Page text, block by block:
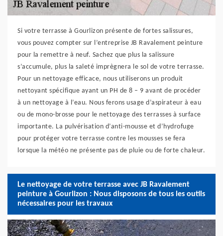
Si votre terrasse à Gourlizon présente de fortes salissures,
vous pouvez compter sur l’entreprise JB Ravalement peinture
pour la remettre à neuf. Sachez que plus la salissure
s’accumule, plus la saleté imprègnera le sol de votre terrasse.
Pour un nettoyage efficace, nous utiliserons un produit
nettoyant spécifique ayant un PH de 8 – 9 avant de procéder
à un nettoyage à l’eau. Nous ferons usage d’aspirateur à eau
ou de mono-brosse pour le nettoyage des terrasses à surface
importante. La pulvérisation d’anti-mousse et d’hydrofuge
pour protéger votre terrasse contre les mousses se fera
lorsque la météo ne présente pas de pluie ou de forte chaleur.
Le nettoyage de votre terrasse avec JB Ravalement
peinture à Gourlizon : Nous disposons de tous les outils
nécessaires pour les travaux